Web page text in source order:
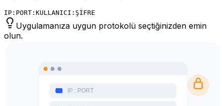
IP:PORT:KULLANICI:ŞİFRE
Uygulamanıza uygun protokolü seçtiğinizden emin
olun.